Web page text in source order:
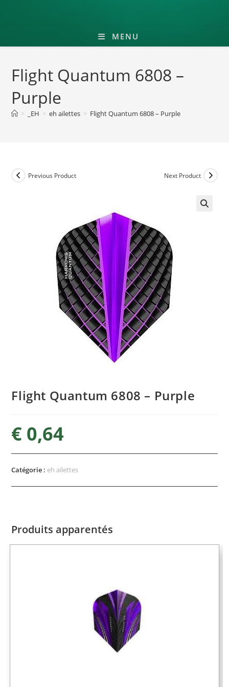
MENU
Flight Quantum 6808 –
Purple
> _EH > eh ailettes > Flight Quantum 6808 – Purple
Previous Product Next Product
Flight Quantum 6808 – Purple
€ 0,64
Catégorie : eh ailettes
Produits apparentés